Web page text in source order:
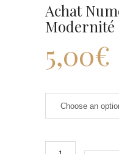
Achat
Modernité
5,00€